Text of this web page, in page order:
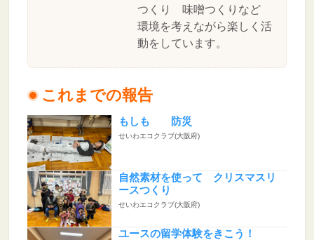
つくり 味噌つくりなど
環境を考えながら楽しく活
動をしています。
これまでの報告
もしも 防災
せいわエコクラブ(大阪府)
自然素材を使って クリスマスリ
ースつくり
せいわエコクラブ(大阪府)
ユースの留学体験をきこう！